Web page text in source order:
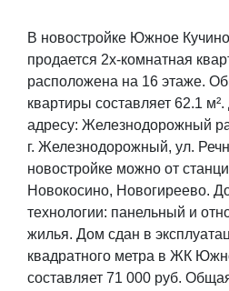
В новостройке Южное
продается 2х-комнатная
расположена на 16 этаже.
квартиры составляет 62.1
адресу: Железнодорожный
г. Железнодорожный, ул.
новостройке можно от
Новокосино, Новогиреево.
технологии: панельный и
жилья. Дом сдан в
квадратного метра в ЖК
составляет 71 000 руб.